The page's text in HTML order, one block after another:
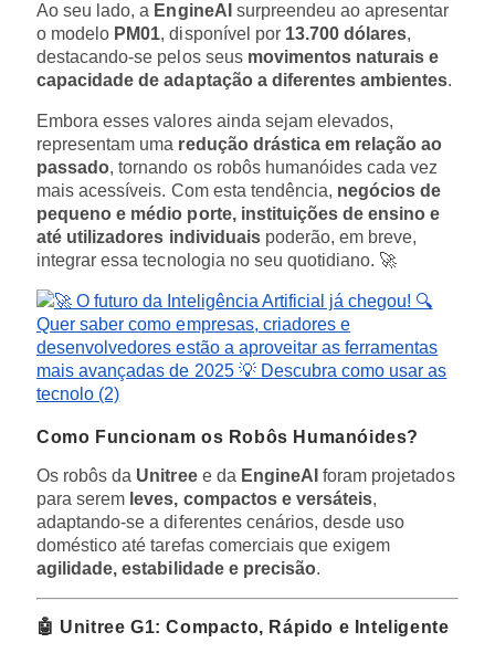
Ao seu lado, a EngineAI surpreendeu ao apresentar
o modelo PM01, disponível por 13.700 dólares,
destacando-se pelos seus movimentos naturais e
capacidade de adaptação a diferentes ambientes.
Embora esses valores ainda sejam elevados,
representam uma redução drástica em relação ao
passado, tornando os robôs humanóides cada vez
mais acessíveis. Com esta tendência, negócios de
pequeno e médio porte, instituições de ensino e
até utilizadores individuaispoderão, em breve,
integrar essa tecnologia no seu quotidiano. 🚀
Como Funcionam os Robôs Humanóides?
Os robôs da Unitreee da EngineAI foram projetados
para serem leves, compactos e versáteis,
adaptando-se a diferentes cenários, desde uso
doméstico até tarefas comerciais que exigem
agilidade, estabilidade e precisão.
🤖 Unitree G1: Compacto, Rápido e Inteligente